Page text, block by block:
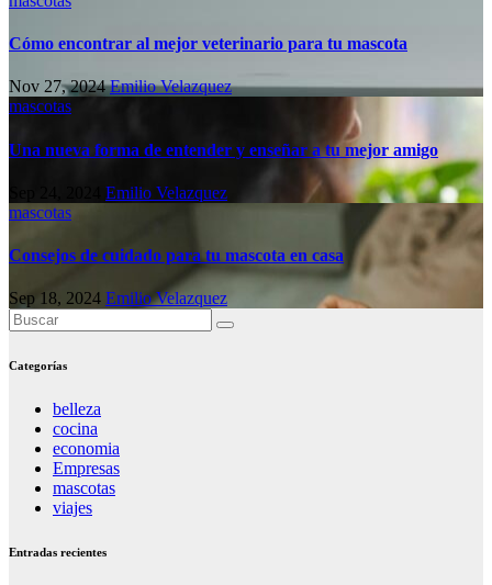
Cómo encontrar al mejor veterinario para tu mascota
Nov 27, 2024Emilio Velazquez
mascotas
Una nueva forma de entender y enseñar a tu mejor amigo
Emilio Velazquez
mascotas
Consejos de cuidado para tu mascota en casa
Sep 18, 2024 Emilio Velazquez
Categorías
belleza
cocina
economia
Empresas
mascotas
viajes
Entradas recientes